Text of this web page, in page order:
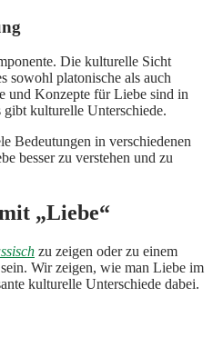
Die kulturelle Sicht
sowohl platonische als auch
und Konzepte für Liebe sind in
gibt kulturelle Unterschiede.
Bedeutungen in verschiedenen
besser zu verstehen und zu
„Liebe“
zu zeigen oder zu einem
Wir zeigen, wie man Liebe im
kulturelle Unterschiede dabei.